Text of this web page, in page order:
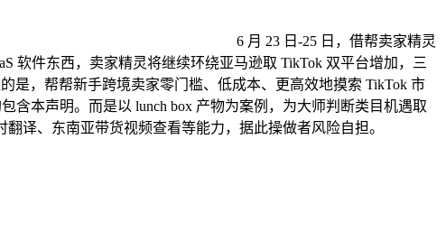
6 月 23 日-25 日，借帮卖家精灵
软件东西，卖家精灵将继续环绕亚马逊取 TikTok 双平台增加，三
是，帮帮新手跨境卖家零门槛、低成本、更高效地摸索 TikTok 市
本声明。而是以 lunch box 产物为案例，为大师判断类目机遇取
译、东南亚带货视频查看等能力，据此操做者风险自担。